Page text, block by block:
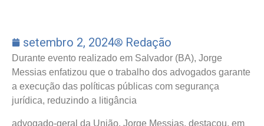
setembro 2, 2024 Redação
Durante evento realizado em Salvador (BA), Jorge
Messias enfatizou que o trabalho dos advogados garante
a execução das políticas públicas com segurança
jurídica, reduzindo a litigância
advogado-geral da União, Jorge Messias, destacou, em